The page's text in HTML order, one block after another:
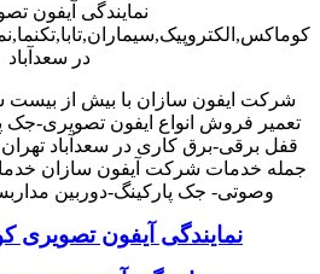
نمایندگی آیفون
در سعدآباد
شرکت ایفون سازان با بیش از بیست
تعمیر فروش انواع ایفون تصویری-جک
قفل برقی-برق کاری در سعدآباد
جمله خدمات شرکت آیفون سازان
وصوتی- جک پارکینگ-دوربین
نمایندگی آیفون تصویری